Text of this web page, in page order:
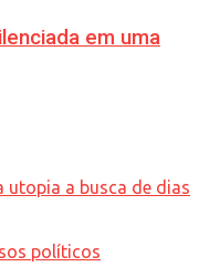
em uma